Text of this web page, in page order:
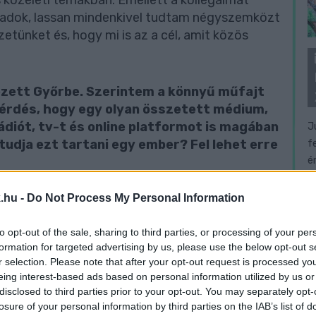
- Do Not Process My Personal Information
opt-out of the sale, sharing to third parties, or processing of your
for targeted advertising by us, please use the below opt-out
selection. Please note that after your opt-out request is processed
interest-based ads based on personal information utilized by us
to third parties prior to your opt-out. You may separately
of your personal information by third parties on the IAB’s list of
lassan mindenkivel tudtam négyszemközt
és, hogy mi is az a cél, amit közös
Győrbe. Szerintem a könnyű műfajt
hogy egy olyan összetett médium,
tv-t és online platformot is magában
ezt tartani egy ember? Fel lehet erre
Én a Blikknél, illetve az anyacég Ringier-
volt időszak, amikor több mint 100
korábban is többféle platformért voltam
távlatban is gyártottuk, és
gyártást, szóval nem idegen a
elmondani, hogy nem vagyok egyedül, hiszen
és főszerkesztőkkel dolgozhatok,